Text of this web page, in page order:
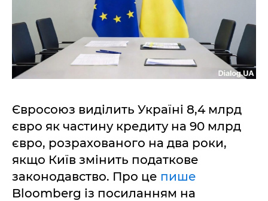
Євросоюз виділить Україні 8,4 млрд
євро як частину кредиту на 90 млрд
євро, розрахованого на два роки,
якщо Київ змінить податкове
законодавство. Про це пише
Bloomberg із посиланням на